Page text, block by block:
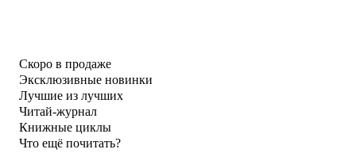
Скоро в продаже
Эксклюзивные новинки
Лучшие из лучших
Читай-журнал
Книжные циклы
Что ещё почитать?